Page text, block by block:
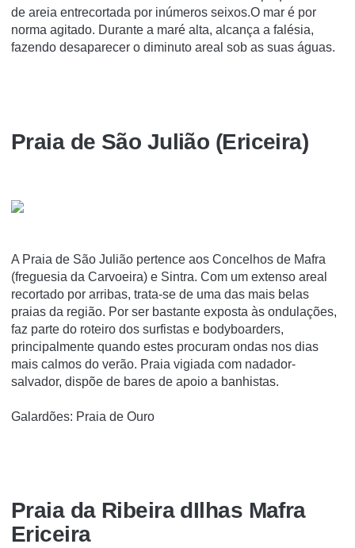
de areia entrecortada por inúmeros seixos.O mar é por
norma agitado. Durante a maré alta, alcança a falésia,
fazendo desaparecer o diminuto areal sob as suas águas.
Praia de São Julião (Ericeira)
A Praia de São Julião pertence aos Concelhos de Mafra
(freguesia da Carvoeira) e Sintra. Com um extenso areal
recortado por arribas, trata-se de uma das mais belas
praias da região. Por ser bastante exposta às ondulações,
faz parte do roteiro dos surfistas e bodyboarders,
principalmente quando estes procuram ondas nos dias
mais calmos do verão. Praia vigiada com nadador-
salvador, dispõe de bares de apoio a banhistas.
Galardões: Praia de Ouro
Praia da Ribeira dIlhas Mafra
Ericeira